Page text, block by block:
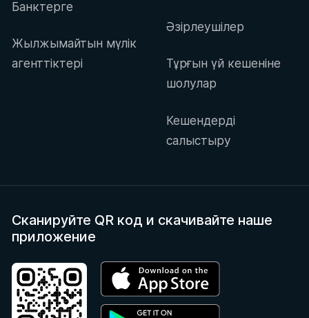
Банктерге
Жылжымайтын мүлік
агенттіктері
Әзірлеушілер
Тұрғын үй кешеніне
шолулар
Кешендерді
салыстыру
Сканируйте QR код и скачивайте наше
приложение